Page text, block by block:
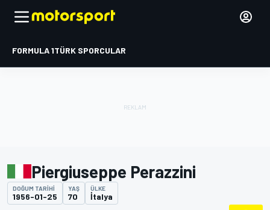
FORMULA 1TÜRK SPORCULAR
Piergiuseppe Perazzini
DOĞUM TARIHI
1956-01-25
YAŞ
70
ÜLKE
İtalya